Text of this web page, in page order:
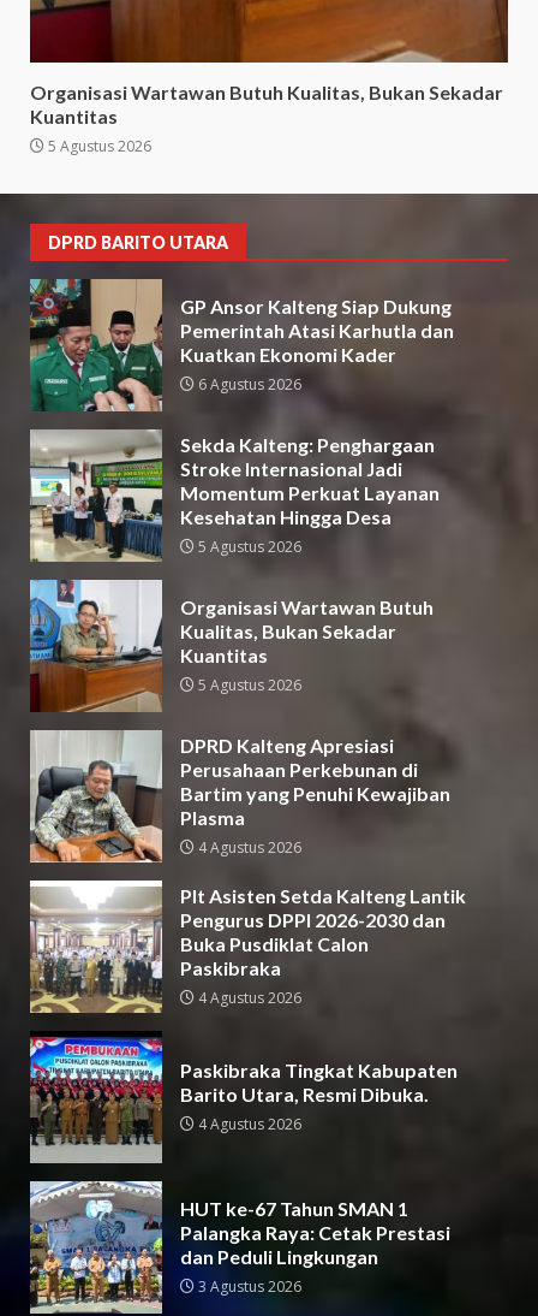
Organisasi Wartawan Butuh Kualitas, Bukan Sekadar
Kuantitas
5 Agustus 2026
DPRD BARITO UTARA
GP Ansor Kalteng Siap Dukung
Pemerintah Atasi Karhutla dan
Kuatkan Ekonomi Kader
6 Agustus 2026
Sekda Kalteng: Penghargaan
Stroke Internasional Jadi
Momentum Perkuat Layanan
Kesehatan Hingga Desa
5 Agustus 2026
Organisasi Wartawan Butuh
Kualitas, Bukan Sekadar
Kuantitas
5 Agustus 2026
DPRD Kalteng Apresiasi
Perusahaan Perkebunan di
Bartim yang Penuhi Kewajiban
Plasma
4 Agustus 2026
Plt Asisten Setda Kalteng Lantik
Pengurus DPPI 2026-2030 dan
Buka Pusdiklat Calon
Paskibraka
4 Agustus 2026
Paskibraka Tingkat Kabupaten
Barito Utara, Resmi Dibuka.
4 Agustus 2026
HUT ke-67 Tahun SMAN 1
Palangka Raya: Cetak Prestasi
dan Peduli Lingkungan
3 Agustus 2026